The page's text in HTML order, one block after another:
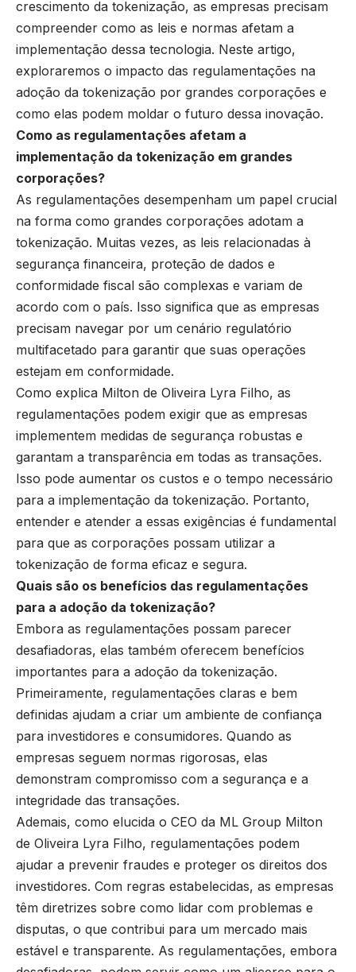
crescimento da tokenização, as empresas precisam
compreender como as leis e normas afetam a
implementação dessa tecnologia. Neste artigo,
exploraremos o impacto das regulamentações na
adoção da tokenização por grandes corporações e
como elas podem moldar o futuro dessa inovação.
Como as regulamentações afetam a
implementação da tokenização em grandes
corporações?
As regulamentações desempenham um papel crucial
na forma como grandes corporações adotam a
tokenização. Muitas vezes, as leis relacionadas à
segurança financeira, proteção de dados e
conformidade fiscal são complexas e variam de
acordo com o país. Isso significa que as empresas
precisam navegar por um cenário regulatório
multifacetado para garantir que suas operações
estejam em conformidade.
Como explica Milton de Oliveira Lyra Filho, as
regulamentações podem exigir que as empresas
implementem medidas de segurança robustas e
garantam a transparência em todas as transações.
Isso pode aumentar os custos e o tempo necessário
para a implementação da tokenização. Portanto,
entender e atender a essas exigências é fundamental
para que as corporações possam utilizar a
tokenização de forma eficaz e segura.
Quais são os benefícios das regulamentações
para a adoção da tokenização?
Embora as regulamentações possam parecer
desafiadoras, elas também oferecem benefícios
importantes para a adoção da tokenização.
Primeiramente, regulamentações claras e bem
definidas ajudam a criar um ambiente de confiança
para investidores e consumidores. Quando as
empresas seguem normas rigorosas, elas
demonstram compromisso com a segurança e a
integridade das transações.
Ademais, como elucida o CEO da ML Group Milton
de Oliveira Lyra Filho, regulamentações podem
ajudar a prevenir fraudes e proteger os direitos dos
investidores. Com regras estabelecidas, as empresas
têm diretrizes sobre como lidar com problemas e
disputas, o que contribui para um mercado mais
estável e transparente. As regulamentações, embora